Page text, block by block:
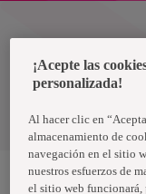
¡Acepte las
personalizada!
Al hacer clic en
almacenamiento de
navegación en el sitio
nuestros esfuerzos de
el sitio web funcionará,